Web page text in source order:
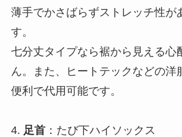
薄手でかさばらずストレッチ性が
す。
七分丈タイプなら裾から見える心
ん。また、ヒートテックなどの洋
便利で代用可能です。
4. 足首：たび下ハイソックス